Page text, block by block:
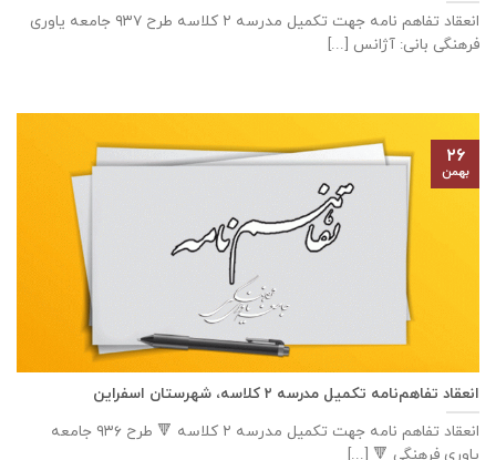
انعقاد تفاهم نامه جهت تكميل مدرسه ٢ كلاسه طرح ۹۳۷ جامعه ياوری
فرهنگی بانی: آژانس [...]
انعقاد تفاهم‌نامه تكميل مدرسه ٢ كلاسه، شهرستان اسفراين
انعقاد تفاهم نامه جهت تكميل مدرسه ٢ كلاسه 🔻 طرح ٩٣٦ جامعه
ياوری فرهنگی 🔻 [...]
۲۶
بهمن